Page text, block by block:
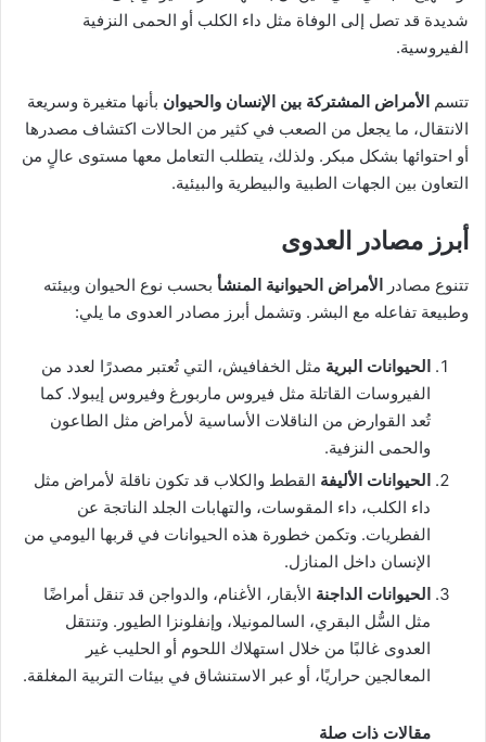
شديدة قد تصل إلى الوفاة مثل داء الكلب أو الحمى النزفية
الفيروسية.
تتسم الأمراض المشتركة بين الإنسان والحيوان بأنها متغيرة وسريعة
الانتقال، ما يجعل من الصعب في كثير من الحالات اكتشاف مصدرها
أو احتوائها بشكل مبكر. ولذلك، يتطلب التعامل معها مستوى عالٍ من
التعاون بين الجهات الطبية والبيطرية والبيئية.
أبرز مصادر العدوى
تتنوع مصادر الأمراض الحيوانية المنشأ بحسب نوع الحيوان وبيئته
وطبيعة تفاعله مع البشر. وتشمل أبرز مصادر العدوى ما يلي:
الحيوانات البرية مثل الخفافيش، التي تُعتبر مصدرًا لعدد من
الفيروسات القاتلة مثل فيروس ماربورغ وفيروس إيبولا. كما
تُعد القوارض من الناقلات الأساسية لأمراض مثل الطاعون
والحمى النزفية.
الحيوانات الأليفة القطط والكلاب قد تكون ناقلة لأمراض مثل
داء الكلب، داء المقوسات، والتهابات الجلد الناتجة عن
الفطريات. وتكمن خطورة هذه الحيوانات في قربها اليومي من
الإنسان داخل المنازل.
الحيوانات الداجنة الأبقار، الأغنام، والدواجن قد تنقل أمراضًا
مثل السُّل البقري، السالمونيلا، وإنفلونزا الطيور. وتنتقل
العدوى غالبًا من خلال استهلاك اللحوم أو الحليب غير
المعالجين حراريًا، أو عبر الاستنشاق في بيئات التربية المغلقة.
مقالات ذات صلة